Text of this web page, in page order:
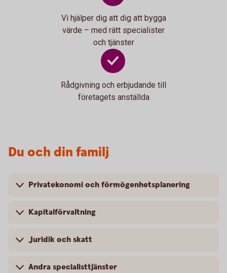
Vi hjälper dig att dig att bygga
värde – med rätt specialister
och tjänster
Rådgivning och erbjudande till
företagets anställda
Du och din familj
Privatekonomi och förmögenhetsplanering
Kapitalförvaltning
Juridik och skatt
Andra specialisttjänster